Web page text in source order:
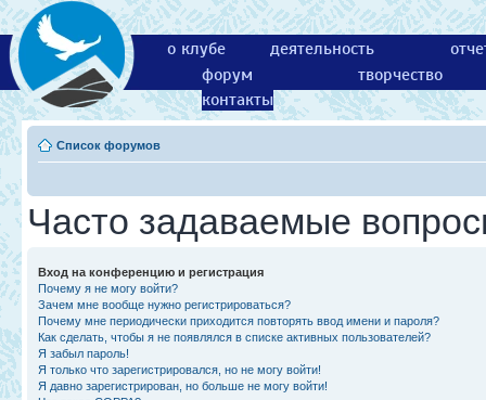
о клубе деятельность
форум
творчество
контакты
Список форумов
Часто задаваемые
Вход на конференцию и регистрация
Почему я не могу войти?
Зачем мне вообще нужно регистрироваться?
Почему мне периодически приходится повторять ввод имени и пароля?
Как сделать, чтобы я не появлялся в списке активных пользователей?
Я забыл пароль!
Я только что зарегистрировался, но не могу войти!
Я давно зарегистрирован, но больше не могу войти!